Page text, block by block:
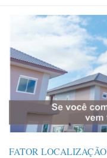
FATOR LOCALIZAÇÃO